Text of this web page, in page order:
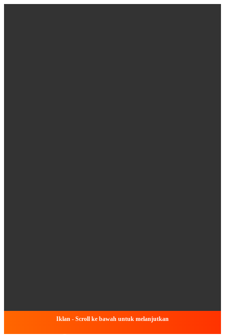
Iklan - Scroll ke bawah untuk melanjutkan